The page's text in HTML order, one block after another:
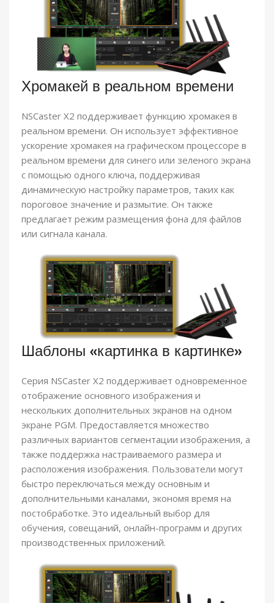
Хромакей в реальном времени
NSCaster X2 поддерживает функцию хромакея в
реальном времени. Он использует эффективное
ускорение хромакея на графическом процессоре в
реальном времени для синего или зеленого экрана
с помощью одного ключа, поддерживая
динамическую настройку параметров, таких как
пороговое значение и размытие. Он также
предлагает режим размещения фона для файлов
или сигнала канала.
Шаблоны «картинка в картинке»
Серия NSCaster X2 поддерживает одновременное
отображение основного изображения и
нескольких дополнительных экранов на одном
экране PGM. Предоставляется множество
различных вариантов сегментации изображения, а
также поддержка настраиваемого размера и
расположения изображения. Пользователи могут
быстро переключаться между основным и
дополнительными каналами, экономя время на
постобработке. Это идеальный выбор для
обучения, совещаний, онлайн-программ и других
производственных приложений.